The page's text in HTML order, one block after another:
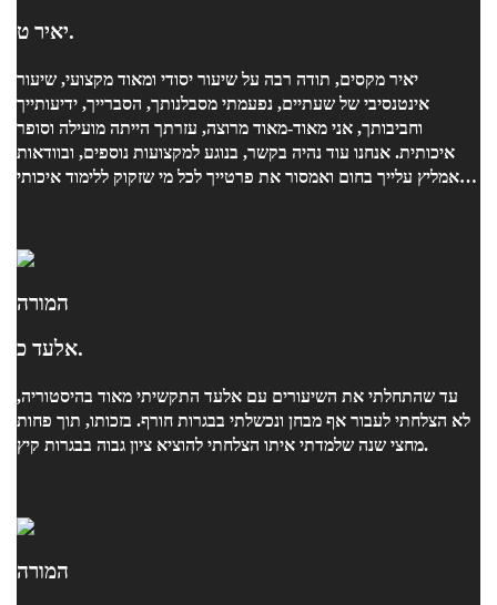
יאיר ט.
יאיר מקסים, תודה רבה על שיעור יסודי ומאוד מקצועי, שיעור
אינטנסיבי של שעתיים, נפעמתי מסבלנותך, הסברייך, ידיעותייך
וחביבותך, אני מאוד-מאוד מרוצה, עזרתך הייתה מועילה וסופר
איכותית. אנחנו עוד נהיה בקשר, בנוגע למקצועות נוספים, ובוודאות
אמליץ עלייך בחום ואמסור את פרטייך לכל מי שזקוק ללימוד איכותי
המורה
אלעד כ.
עד שהתחלתי את השיעורים עם אלעד התקשיתי מאוד בהיסטוריה,
לא הצלחתי לעבור אף מבחן ונכשלתי בבגרות חורף. בזכותו, תוך פחות
מחצי שנה שלמדתי איתו הצלחתי להוציא ציון גבוה בבגרות קיץ.
המורה